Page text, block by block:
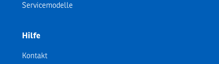
Servicemodelle
Hilfe
Kontakt